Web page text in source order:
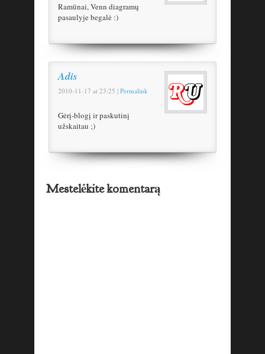
Ramūnai, Venn diagramų
pasaulyje begalė :)
Adis
2010-11-17 at 23:25 | Permalink
Gėrį-blogį ir paskutinį
užskaitau ;)
Mestelėkite komentarą